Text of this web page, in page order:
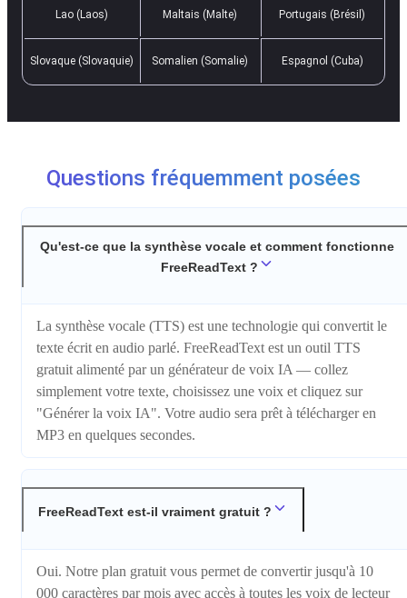
Lao (Laos) Maltais (Malte) Portugais (Brésil)
Slovaque (Slovaquie) Somalien (Somalie) Espagnol (Cuba)
Questions fréquemment posées
Qu'est-ce que la synthèse vocale et comment fonctionne
FreeReadText ?
La synthèse vocale (TTS) est une technologie qui convertit le
texte écrit en audio parlé. FreeReadText est un outil TTS
gratuit alimenté par un générateur de voix IA — collez
simplement votre texte, choisissez une voix et cliquez sur
"Générer la voix IA". Votre audio sera prêt à télécharger en
MP3 en quelques secondes.
FreeReadText est-il vraiment gratuit ?
Oui. Notre plan gratuit vous permet de convertir jusqu'à 10
000 caractères par mois avec accès à toutes les voix de lecteur